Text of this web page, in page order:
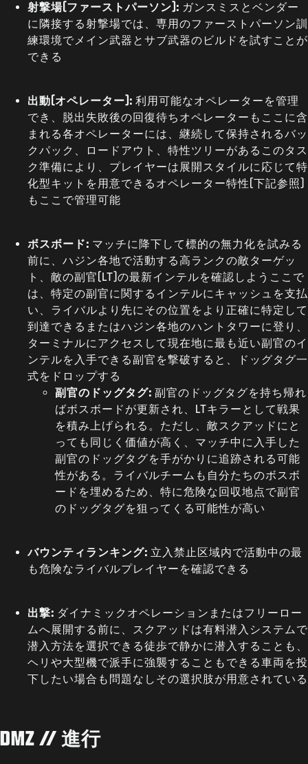
射撃場(ファーストパーソン): ガンスミスとベンダー
に隣接する射撃場では、専用のファーストパーソン訓
練環境でメイン武器とサブ武器のビルドを試すことが
できる
出動(オペレーター): 利用可能なオペレーターを管理
でき、脱出失敗後の回復待ちオペレーターもここに含
まれる各オペレーターには、継続して保持されるバッ
クパック、ロードアウト、特性ツリーがあるこのタス
ク準備により、プレイヤーは展開スタイルに応じて特
化型キットを用意できるオペレーター特性(下記参照)
もここで管理可能
ボスボード: マッチに降下して標的の無力化を試みる
前に、ハジン各地で活動する高ランクの敵ターゲッ
ト、敵の副官(LT)の最新インテルを確認しようここで
は、特定の副官に関するインテルにキャッシュを支払
い、ライバルより先にその位置をより正確に特定して
到達できるまたはハジン各地のハントタワーに登り、
ターミナルにアクセスして現在地に最も近い副官のイ
ンテルを入手できる副官を撃破すると、ドッグタグ一
式をドロップする
副官のドッグタグ: 副官のドッグタグを持ち帰れ
ばボスボードが更新され、LTキラーとして戦果
を積み上げられる。ただし、敵スクアッドにと
っても同じく価値が高く、マッチ中に入手した
副官のドッグタグを手がかりに追跡される可能
性がある。ライバルチームも自分たちのボスボ
ードを埋めるため、特に危険な回収地点で副官
のドッグタグを狙ってくる可能性が高い
バウンティランキング: 立入禁止区域内で活動中の最
も危険なライバルプレイヤーを確認できる
出撃: ダイナミックオペレーションまたはフリーロー
ムへ展開する前に、スクアッドは有料潜入システムで
潜入方法を選択できる徒歩で静かに潜入することも、
ヘリや大型機で派手に強襲することもできる車両を投
下したい場合も問題なしその選択肢が用意されている
DMZ // 進行